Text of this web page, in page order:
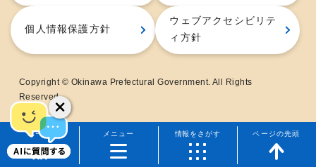
メニュー
ホーム 情報をさがす ページの先頭
個人情報保護方針
ウェブアクセシビリテ
ィ方針
Copyright © Okinawa Prefectural Government. All Rights
Reserved.